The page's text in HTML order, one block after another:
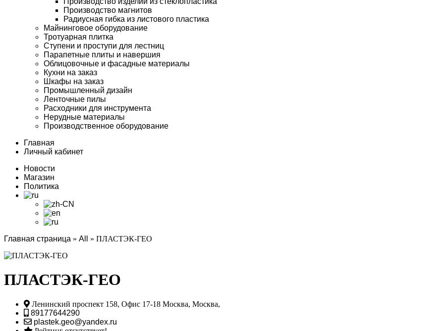
Производство магнитов
Радиусная гибка из листового пластика
Майнинговое оборудование
Тротуарная плитка
Ступени и проступи для лестниц
Парапетные плиты и навершия
Облицовочные и фасадные материалы
Кухни на заказ
Шкафы на заказ
Промышленный дизайн
Ленточные пилы
Расходники для инструмента
Нерудные материалы
Производственное оборудование
Главная
Личный кабинет
Новости
Магазин
Политика
Главная страница » All » ПЛАСТЭК-ГЕО
ПЛАСТЭК-ГЕО
Ленинский проспект 158, Офис 17-18 Москва, Москва,
89177644290
plastek.geo@yandex.ru